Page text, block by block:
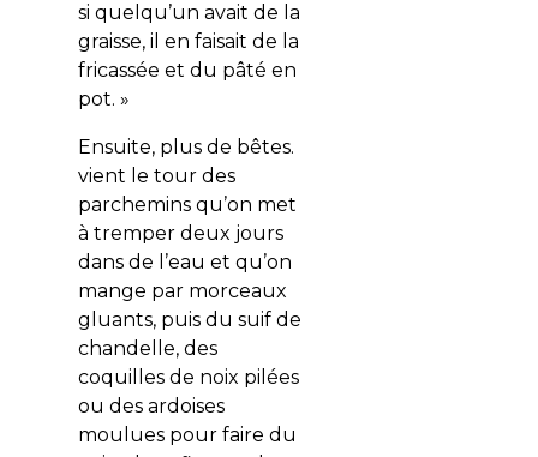
si quelqu’un avait de la
graisse, il en faisait de la
fricassée et du pâté en
pot. »
Ensuite, plus de bêtes.
vient le tour des
parchemins qu’on met
à tremper deux jours
dans de l’eau et qu’on
mange par morceaux
gluants, puis du suif de
chandelle, des
coquilles de noix pilées
ou des ardoises
moulues pour faire du